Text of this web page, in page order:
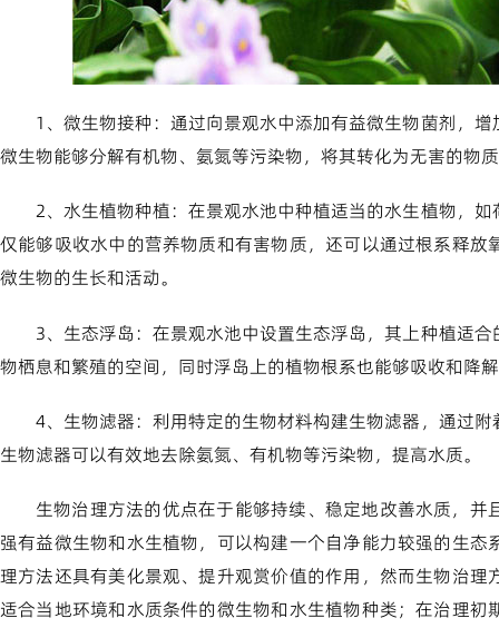
1、微生物接种：通过向景观水中添加有益微生物菌剂，
微生物能够分解有机物、氨氮等污染物，将其转化为无害的物
2、水生植物种植：在景观水池中种植适当的水生植物，
仅能够吸收水中的营养物质和有害物质，还可以通过根系释
微生物的生长和活动。
3、生态浮岛：在景观水池中设置生态浮岛，其上种植适
物栖息和繁殖的空间，同时浮岛上的植物根系也能够吸收和降
4、生物滤器：利用特定的生物材料构建生物滤器，通过
生物滤器可以有效地去除氨氮、有机物等污染物，提高水质。
生物治理方法的优点在于能够持续、稳定地改善水质，
强有益微生物和水生植物，可以构建一个自净能力较强的生
理方法还具有美化景观、提升观赏价值的作用，然而生物治
适合当地环境和水质条件的微生物和水生植物种类；在治理